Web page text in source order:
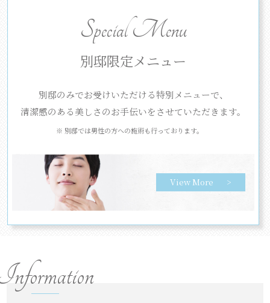
Special Menu
別邸限定メニュー
別邸のみでお受けいただける特別メニューで、
清潔感のある美しさのお手伝いをさせていただきます。
※ 別邸では男性の方への施術も行っております。
View More